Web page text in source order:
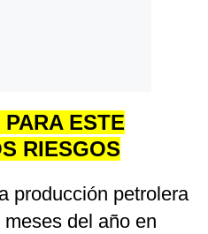
ESTE
RIESGOS
producción petrolera
del año en